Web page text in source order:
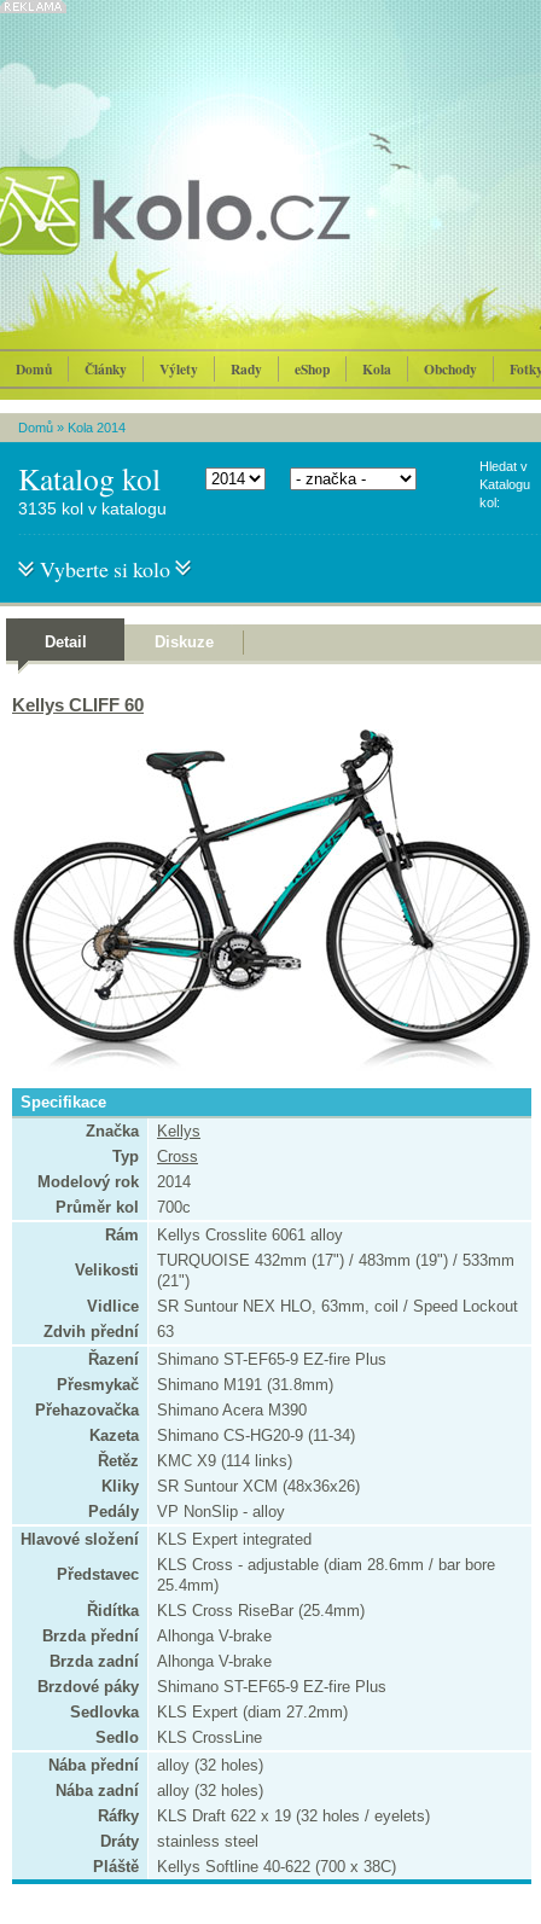
Domů Články Výlety Rady eShop Kola Obchody
Domů » Kola 2014
Katalog kol
Hledat v
Katalogu
kol:
3135 kol v katalogu
Vyberte si kolo
Detail Diskuze
Kellys CLIFF 60
Specifikace
Značka
Kellys
Typ
Cross
Modelový rok
2014
Průměr kol
700c
Rám
Kellys Crosslite 6061 alloy
Velikosti
TURQUOISE 432mm (17") / 483mm (19") / 533mm
(21")
Vidlice
SR Suntour NEX HLO, 63mm, coil / Speed Lockout
Zdvih přední
63
Řazení
Shimano ST-EF65-9 EZ-fire Plus
Přesmykač
Shimano M191 (31.8mm)
Přehazovačka
Shimano Acera M390
Kazeta
Shimano CS-HG20-9 (11-34)
Řetěz
KMC X9 (114 links)
Kliky
SR Suntour XCM (48x36x26)
Pedály
VP NonSlip - alloy
Hlavové složení
KLS Expert integrated
Představec
KLS Cross - adjustable (diam 28.6mm / bar bore
25.4mm)
Řidítka
KLS Cross RiseBar (25.4mm)
Brzda přední
Alhonga V-brake
Brzda zadní
Alhonga V-brake
Brzdové páky
Shimano ST-EF65-9 EZ-fire Plus
Sedlovka
KLS Expert (diam 27.2mm)
Sedlo
KLS CrossLine
Nába přední
alloy (32 holes)
Nába zadní
alloy (32 holes)
Ráfky
KLS Draft 622 x 19 (32 holes / eyelets)
Dráty
stainless steel
Pláště
Kellys Softline 40-622 (700 x 38C)